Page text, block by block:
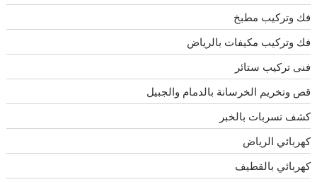
فك وتركيب مطبخ
فك وتركيب مكيفات بالرياض
فنى تركيب ستائر
قص وتخريم الخرسانة بالدمام والجبيل
كشف تسربات بالخبر
كهربائي الرياض
كهربائي بالقطيف